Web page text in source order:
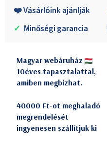
❤️ Vásárlóink ajánlják
✓ Minőségi garancia
Magyar webáruház
10éves tapasztalattal,
amiben megbízhat.
40000 Ft-ot meghaladó
megrendelését
ingyenesen szállítjuk ki